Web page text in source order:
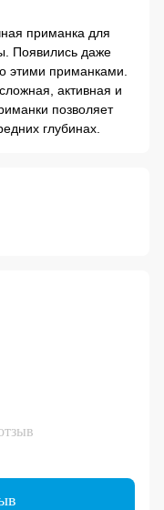
приманка для
Появились даже
этими приманками.
активная и
позволяет
глубинах.